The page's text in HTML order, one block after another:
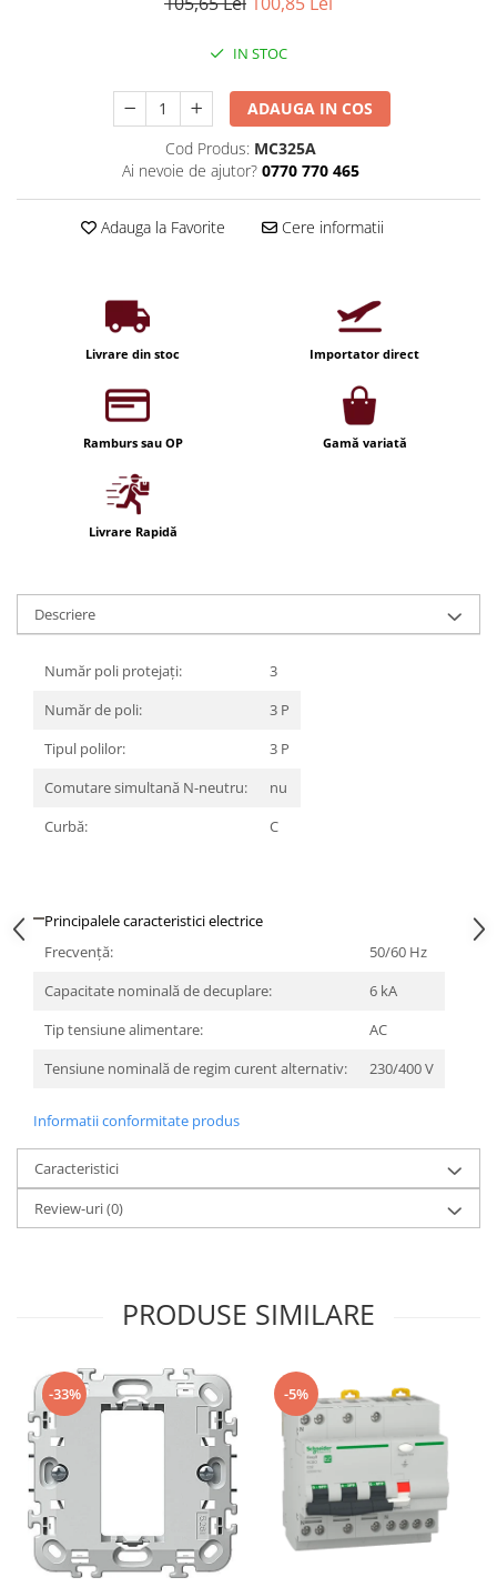
Becuri LED Decor
Profil aluminiu
Tub LED
Becuri LED Smart
Becuri LED cu filament
Corpuri de emergenta
Uncategorized
Aplica LED
Profil banda LED
Iluminat decorativ de Craciun
IN STOC
ADAUGA IN COS
Cod Produs: MC325A
Ai nevoie de ajutor? 0770 770 465
Adauga la Favorite Cere informatii
Livrare din stoc Importator direct
Ramburs sau OP Gamă variată
Livrare Rapidă
Descriere
Număr poli protejați:
3
Număr de poli:
3 P
Tipul polilor:
3 P
Comutare simultană N-neutru:
nu
Curbă:
C
Principalele caracteristici electrice
Frecvenţă:
50/60 Hz
Capacitate nominală de decuplare:
6 kA
Tip tensiune alimentare:
AC
Tensiune nominală de regim curent alternativ:
230/400 V
Informatii conformitate produs
Caracteristici
Review-uri(0)
PRODUSE SIMILARE
-33% -5%